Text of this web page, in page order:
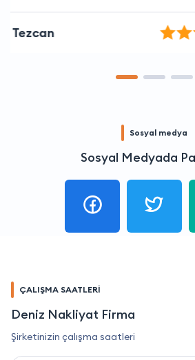
Ela Özdemir
Sosyal medya
Sosyal Medyada
ÇALIŞMA SAATLERİ
Deniz Nakliyat Firma
Şirketinizin çalışma saatleri